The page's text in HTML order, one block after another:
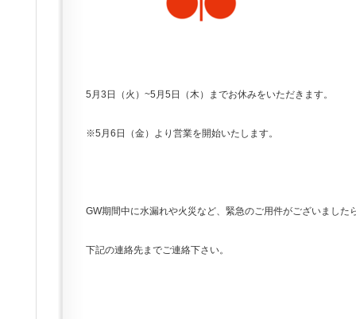
5月3日（火）~5月5日（木）までお休みをいただきます。
※5月6日（金）より営業を開始いたします。
GW期間中に水漏れや火災など、緊急のご用件がございました
下記の連絡先までご連絡下さい。